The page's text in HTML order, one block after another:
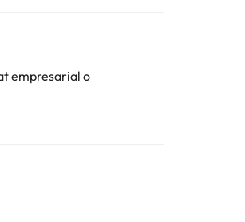
fitxa està subjecta a canvis
empresarial o